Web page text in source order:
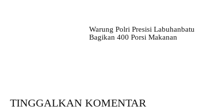
Warung Polri Presisi Labuhanbatu
Bagikan 400 Porsi Makanan
TINGGALKAN KOMENTAR